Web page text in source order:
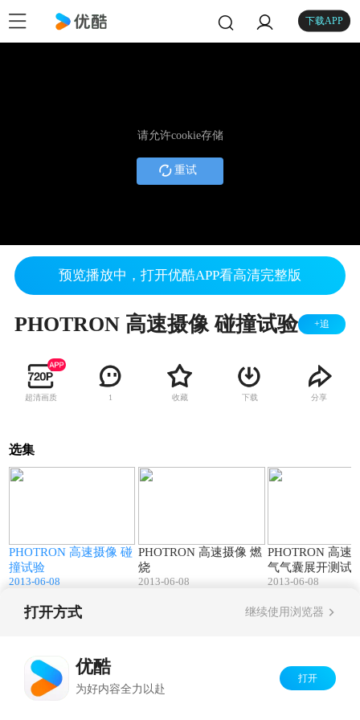
下载APP
请允许cookie存储
重试
预览播放中，打开优酷APP看高清完整版
PHOTRON 高速摄像 碰撞试验 +追
超清画质 1 收藏 下载 分享
选集
PHOTRON 高速摄像 碰
撞试验
2013-06-08
PHOTRON 高速摄像 燃
烧
2013-06-08
PHOTRON 高速摄像 空
气气囊展开测试
2013-06-08
打开方式 继续使用浏览器
优酷
为好内容全力以赴
打开